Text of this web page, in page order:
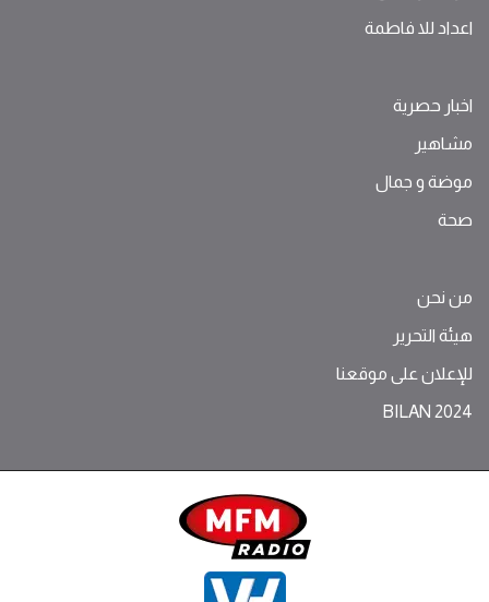
اعداد للا فاطمة
اخبار حصرية
مشاهير
موضة ‫و‬ ‫‬‫جمال‬
صحة
من نحن
هيئة التحرير
للإعلان على موقعنا
BILAN 2024